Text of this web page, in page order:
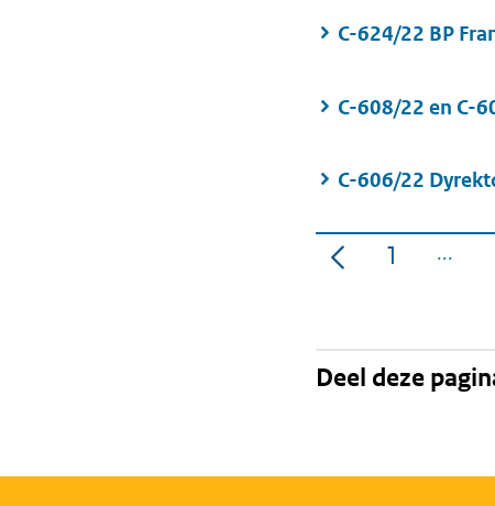
C-624/22 BP
C-608/22 en C-
C-606/22
Pagina
1
Deel deze